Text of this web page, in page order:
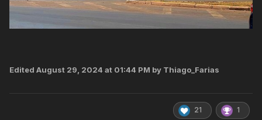
Edited August 29, 2024 at 01:44 PM by Thiago_Farias
21 1